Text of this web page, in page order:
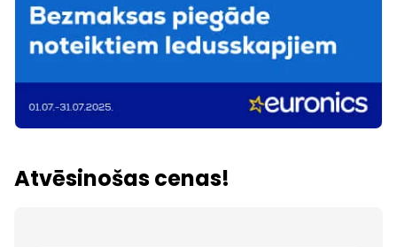
Atvēsinošas cenas!